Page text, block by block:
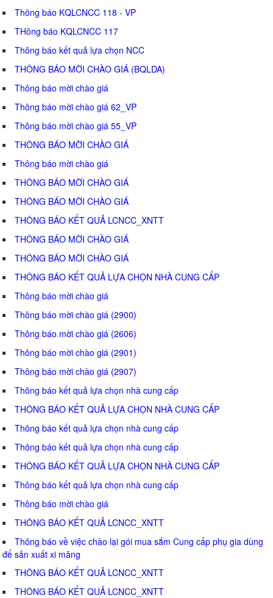
Thông báo KQLCNCC 118 - VP
THông báo KQLCNCC 117
Thông báo kết quả lựa chọn NCC
THÔNG BÁO MỜI CHÀO GIÁ (BQLDA)
Thông báo mời chào giá
Thông báo mời chào giá 62_VP
Thông báo mời chào giá 55_VP
THÔNG BÁO MỜI CHÀO GIÁ
Thông báo mời chào giá
THÔNG BÁO MỜI CHÀO GIÁ
THÔNG BÁO MỜI CHÀO GIÁ
THÔNG BÁO KẾT QUẢ LCNCC_XNTT
THÔNG BÁO MỜI CHÀO GIÁ
THÔNG BÁO MỜI CHÀO GIÁ
THÔNG BÁO KẾT QUẢ LỰA CHỌN NHÀ CUNG CẤP
Thông báo mời chào giá
Thông báo mời chào giá (2900)
Thông báo mời chào giá (2606)
Thông báo mời chào giá (2901)
Thông báo mời chào giá (2907)
Thông báo kết quả lựa chọn nhà cung cấp
THÔNG BÁO KẾT QUẢ LỰA CHỌN NHÀ CUNG CẤP
Thông báo kết quả lựa chọn nhà cung cấp
Thông báo kết quả lựa chọn nhà cung cấp
THÔNG BÁO KẾT QUẢ LỰA CHỌN NHÀ CUNG CẤP
Thông báo kết quả lựa chọn nhà cung cấp
Thông báo mời chào giá
THÔNG BÁO KẾT QUẢ LCNCC_XNTT
Thông báo về việc chào lại gói mua sắm Cung cấp phụ gia dùng
để sản xuất xi măng
THÔNG BÁO KẾT QUẢ LCNCC_XNTT
THÔNG BÁO KẾT QUẢ LCNCC_XNTT